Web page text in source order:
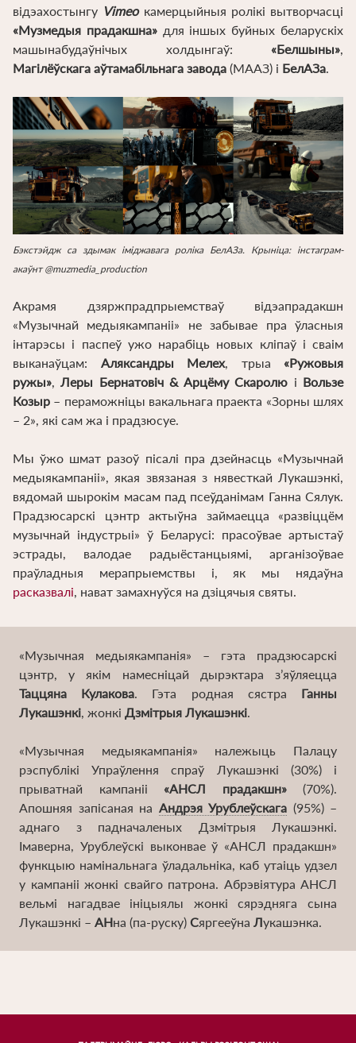
відэахостынгу Vimeoкамерцыйныя ролікі вытворчасці
«Музмедыя прадакшна»для іншых буйных беларускіх
машынабудаўнічых холдынгаў: «Белшыны»,
Магілёўскага аўтамабільнага завода (МААЗ) і БелАЗа.
Бэкстэйдж са здымак іміджавага роліка БелАЗа. Крыніца: інстаграм-
акаўнт @muzmedia_production
Акрамя дзяржпрадпрыемстваў відэапрадакшн
«Музычнай медыякампаніі» не забывае пра ўласныя
інтарэсы і паспеў ужо нарабіць новых кліпаў і сваім
выканаўцам: Аляксандры Мелех, трыа «Ружовыя
ружы»,Леры Бернатовіч & Арцёму Скаролю і Вользе
Козыр – пераможніцы вакальнага праекта «Зорны шлях
– 2», які сам жа і прадзюсуе.
Мы ўжо шмат разоў пісалі пра дзейнасць «Музычнай
медыякампаніі», якая звязаная з нявесткай Лукашэнкі,
вядомай шырокім масам пад псеўданімам Ганна Сялук.
Прадзюсарскі цэнтр актыўна займаецца «развіццём
музычнай індустрыі» ў Беларусі: прасоўвае артыстаў
эстрады, валодае радыёстанцыямі, арганізоўвае
праўладныя мерапрыемствы і, як мы нядаўна
расказвалі, нават замахнуўся на дзіцячыя святы.
«Музычная медыякампанія» – гэта прадзюсарскі
цэнтр, у якім намесніцай дырэктара з’яўляецца
Таццяна Кулакова. Гэта родная сястра Ганны
Лукашэнкі, жонкі Дзмітрыя Лукашэнкі.
«Музычная медыякампанія» належыць Палацу
рэспублікі Упраўлення спраў Лукашэнкі (30%) і
прыватнай кампаніі «АНСЛ прадакшн»(70%).
Апошняя запісаная на Андрэя Урублеўскага (95%) –
аднаго з падначаленых Дзмітрыя Лукашэнкі.
Імаверна, Урублеўскі выконвае ў «АНСЛ прадакшн»
функцыю намінальнага ўладальніка, каб утаіць удзел
у кампаніі жонкі свайго патрона. Абрэвіятура АНСЛ
вельмі нагадвае ініцыялы жонкі сярэдняга сына
Лукашэнкі – АНна (па-руску) Сяргееўна Лукашэнка.
Урублеўскі
быў
дырэктарам
Клуба
тэніса,
якім
валодае
Прэзідэнцкі